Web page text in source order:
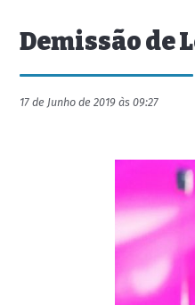
Demissão de
17 de Junho de 2019 às 09:27